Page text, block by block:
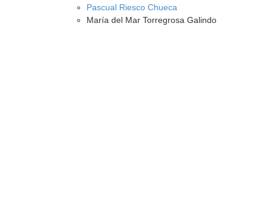
Pascual Riesco Chueca
María del Mar Torregrosa Galindo